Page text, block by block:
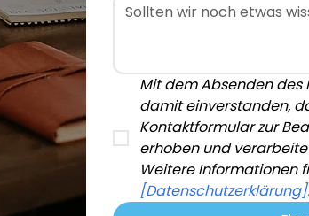
Mit dem Absenden des
damit einverstanden,
Kontaktformular zur
erhoben und
[Datenschutzerklärung].